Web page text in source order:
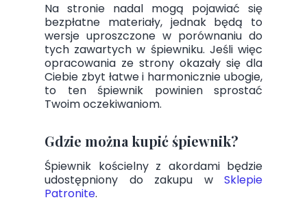
Na stronie nadal mogą pojawiać się
bezpłatne materiały, jednak będą to
wersje uproszczone w porównaniu do
tych zawartych w śpiewniku. Jeśli więc
opracowania ze strony okazały się dla
Ciebie zbyt łatwe i harmonicznie ubogie,
to ten śpiewnik powinien sprostać
Twoim oczekiwaniom.
Gdzie można kupić śpiewnik?
Śpiewnik kościelny z akordami będzie
udostępniony do zakupu w Sklepie
Patronite.